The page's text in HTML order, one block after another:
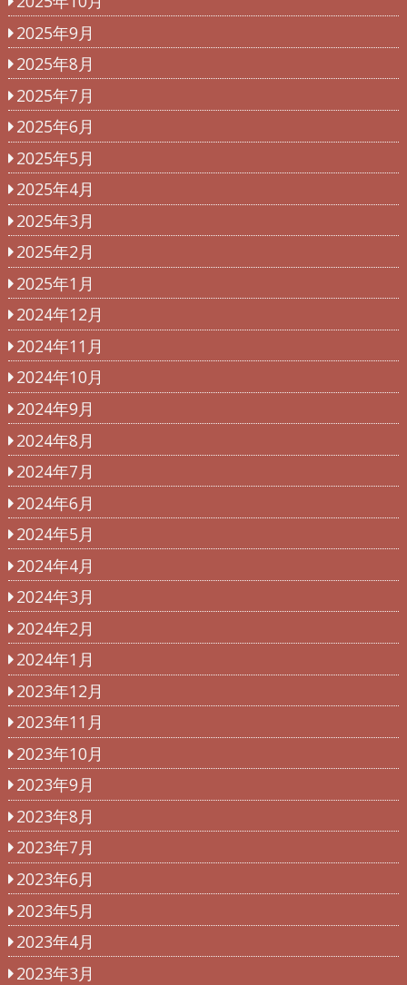
2025年9月
2025年8月
2025年7月
2025年6月
2025年5月
2025年4月
2025年3月
2025年2月
2025年1月
2024年12月
2024年11月
2024年10月
2024年9月
2024年8月
2024年7月
2024年6月
2024年5月
2024年4月
2024年3月
2024年2月
2024年1月
2023年12月
2023年11月
2023年10月
2023年9月
2023年8月
2023年7月
2023年6月
2023年5月
2023年4月
2023年3月